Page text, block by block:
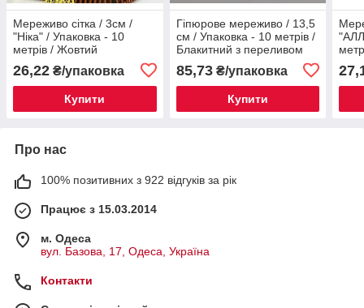
Мереживо сітка / 3см /
"Ніка" / Упаковка - 10
метрів / Жовтий
26,22 ₴/упаковка
Купити
Гіпюрове мереживо / 13,5
см / Упаковка - 10 метрів /
Блакитний з переливом
85,73₴/упаковка
Купити
Про нас
100% позитивних з 922 відгуків за рік
Працює з 15.03.2014
м. Одеса
вул. Базова, 17, Одеса, Україна
Контакти